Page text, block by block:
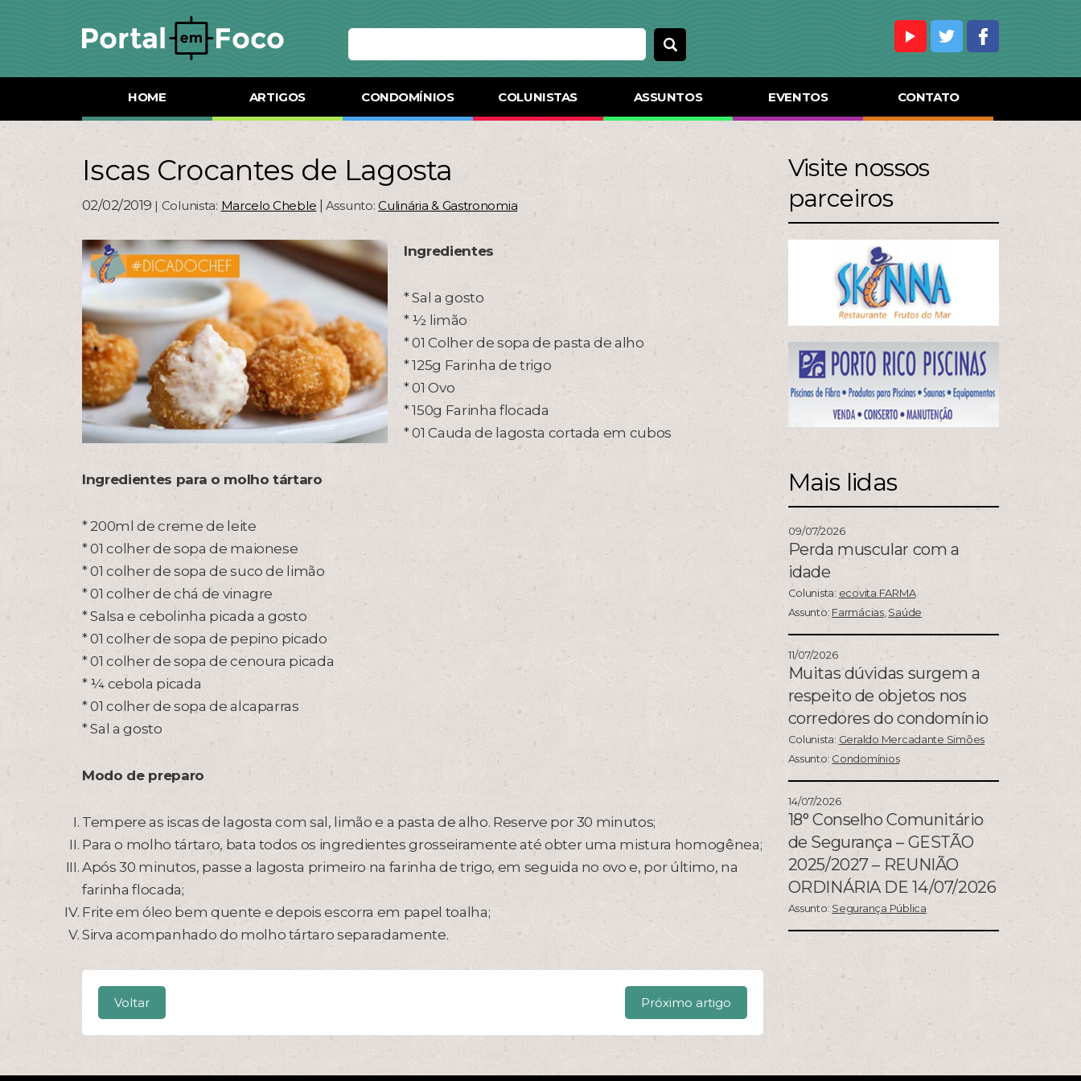
HOME ARTIGOS CONDOMÍNIOS COLUNISTAS ASSUNTOS EVENTOS CONTATO
Iscas Crocantes de Lagosta
02/02/2019 | Colunista: Marcelo Cheble Assunto:Culinária & Gastronomia
Ingredientes
* Sal a gosto
* ½ limão
* 01 Colher de sopa de pasta de alho
* 125g Farinha de trigo
* 01 Ovo
* 150g Farinha flocada
* 01 Cauda de lagosta cortada em cubos
Ingredientes para o molho tártaro
* 200ml de creme de leite
* 01 colher de sopa de maionese
* 01 colher de sopa de suco de limão
* 01 colher de chá de vinagre
* Salsa e cebolinha picada a gosto
* 01 colher de sopa de pepino picado
* 01 colher de sopa de cenoura picada
* ¼ cebola picada
* 01 colher de sopa de alcaparras
* Sal a gosto
Modo de preparo
Tempere as iscas de lagosta com sal, limão e a pasta de alho. Reserve por 30 minutos;
Para o molho tártaro, bata todos os ingredientes grosseiramente até obter uma mistura homogênea;
Após 30 minutos, passe a lagosta primeiro na farinha de trigo, em seguida no ovo e, por último, na
farinha flocada;
Frite em óleo bem quente e depois escorra em papel toalha;
Sirva acompanhado do molho tártaro separadamente.
Voltar Próximo artigo
Visite nossos
parceiros
Mais lidas
09/07/2026
Perda muscular com a
idade
Colunista: ecovita FARMA
Assunto: Farmácias, Saúde
11/07/2026
Muitas dúvidas surgem a
respeito de objetos nos
corredores do condomínio
Colunista: Geraldo Mercadante Simões
Assunto: Condomínios
14/07/2026
18° Conselho Comunitário
de Segurança – GESTÃO
2025/2027 – REUNIÃO
ORDINÁRIA DE 14/07/2026
Assunto: Segurança Pública